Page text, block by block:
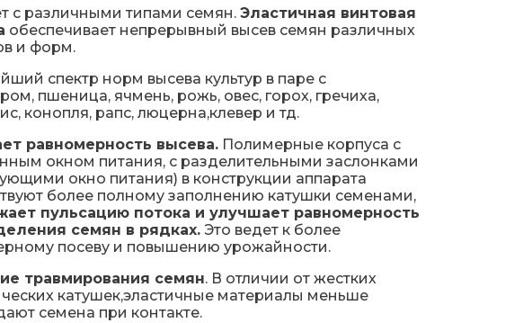
с различными типами семян. Эластичная винтовая
обеспечивает непрерывный высев семян различных
и форм.
спектр норм высева культур в паре с
пшеница, ячмень, рожь, овес, горох, гречиха,
конопля, рапс, люцерна,клевер и тд.
равномерность высева. Полимерные корпуса с
окном питания, с разделительными заслонками
окно питания) в конструкции аппарата
более полному заполнению катушки семенами,
пульсацию потока и улучшает равномерность
семян в рядках. Это ведет к более
посеву и повышению урожайности.
травмирования семян. В отличии от жестких
катушек,эластичные материалы меньше
семена при контакте.